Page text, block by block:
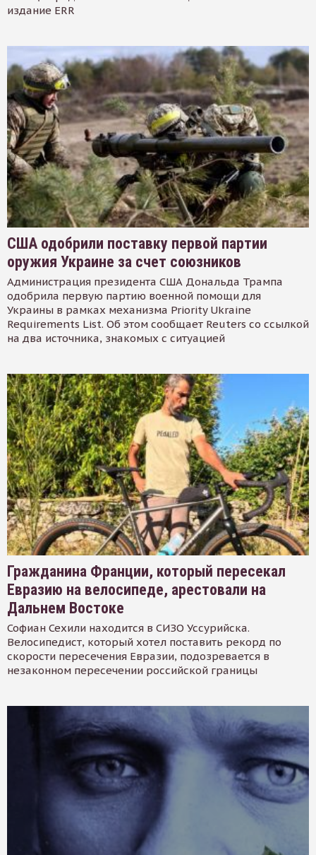
издание ERR
США одобрили поставку первой партии
оружия Украине за счет союзников
Администрация президента США Дональда Трампа
одобрила первую партию военной помощи для
Украины в рамках механизма Priority Ukraine
Requirements List. Об этом сообщает Reuters со ссылкой
на два источника, знакомых с ситуацией
Гражданина Франции, который пересекал
Евразию на велосипеде, арестовали на
Дальнем Востоке
Софиан Сехили находится в СИЗО Уссурийска.
Велосипедист, который хотел поставить рекорд по
скорости пересечения Евразии, подозревается в
незаконном пересечении российской границы